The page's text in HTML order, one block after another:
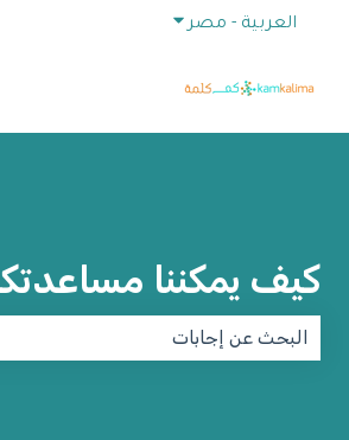
العربية - مصر إظهار القائمة الفرعية
كيف يمكننا